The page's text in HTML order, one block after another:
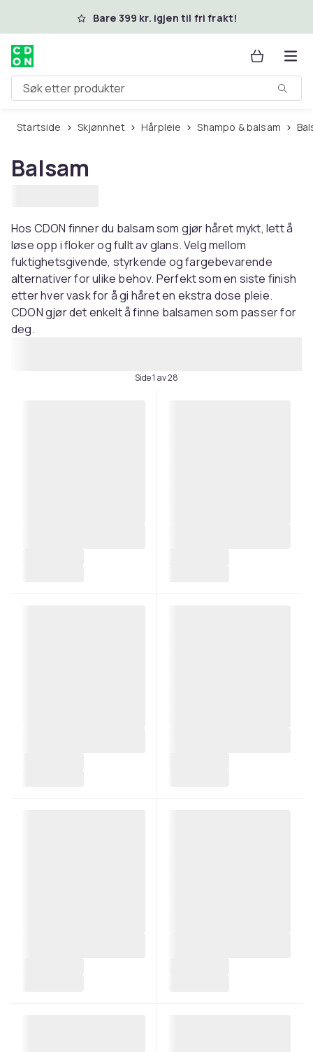
Hopp til hovedinnholdBare 399 kr. igjen til fri frakt!
Søk etter produkter
Startside Skjønnhet Hårpleie Shampo & balsam
Balsam
Hos CDON finner du balsam som gjør håret mykt, lett å
løse opp i floker og fullt av glans. Velg mellom
fuktighetsgivende, styrkende og fargebevarende
alternativer for ulike behov. Perfekt som en siste finish
etter hver vask for å gi håret en ekstra dose pleie.
CDON gjør det enkelt å finne balsamen som passer for
deg.
Side 1 av 28